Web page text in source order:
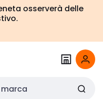
osserverà delle